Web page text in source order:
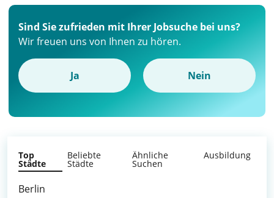
Sind Sie zufrieden mit Ihrer Jobsuche bei uns?
Wir freuen uns von Ihnen zu hören.
Ja Nein
Top
Städte
Beliebte
Städte
Ähnliche
Suchen
Ausbildung
Berlin